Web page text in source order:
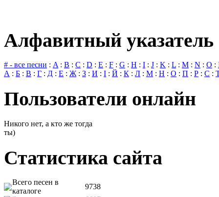
Алфавитный указатель
# - все песни : A: B : C : D : E : F : G : H : I : J : K : L : M : N : O :
А : Б : В : Г : Д : Е : Ж: З : И : І : Й : К : Л : М : Н : О : П : Р : С :
Пользователи онлайн
Никого нет, а кто же тогда
ты)
Статистика сайта
Всего песен в
каталоге
9738